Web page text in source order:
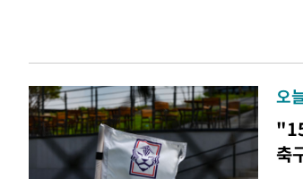
오
축